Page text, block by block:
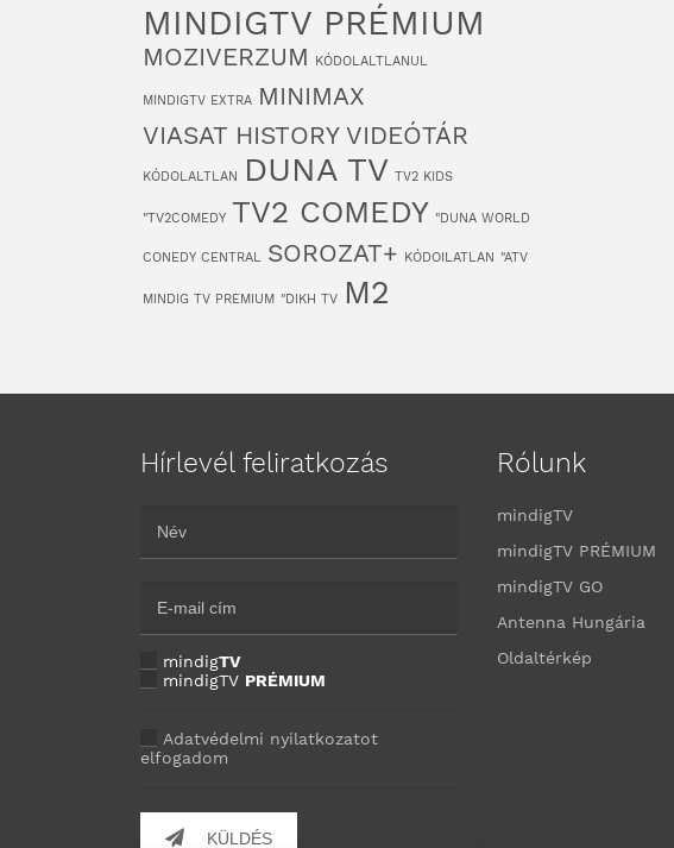
MINDIGTV PRÉMIUM
MOZIVERZUM KÓDOLALTLANUL
MINDIGTV EXTRA MINIMAX
VIASAT HISTORY VIDEÓTÁR
KÓDOLALTLAN DUNA TV TV2 KIDS
"TV2COMEDY TV2 COMEDY "DUNA WORLD
CONEDY CENTRAL SOROZAT+ KÓDOILATLAN "ATV
MINDIG TV PREMIUM "DIKH TV M2
Hírlevél feliratkozás
mindigTV
mindigTV PRÉMIUM
Adatvédelmi nyilatkozatot
elfogadom
KÜLDÉS
Rólunk
mindigTV
mindigTV PRÉMIUM
mindigTV GO
Antenna Hungária
Oldaltérkép